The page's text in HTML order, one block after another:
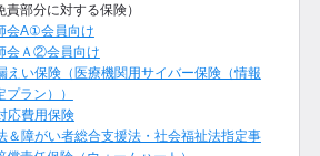
責部分に対する保険）
会A①会員向け
会Ａ②会員向け
えい保険（医療機関用サイバー保険（情報
ラン））
応費用保険
＆障がい者総合支援法・社会福祉法指定事